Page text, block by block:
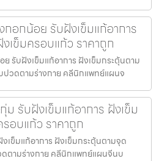
อกน้อย รับฝังเข็มแก้อาการ
เข็มครอบแก้ว ราคาถูก
รับฝังเข็มแก้อาการ ฝังเข็มกระตุ้นตาม
บปวดตามร่างกาย คลีนิกแพทย์แผนจ
รับฝังเข็มแก้อาการ ฝังเข็ม
อบแก้ว ราคาถูก
ข็มแก้อาการ ฝังเข็มกระตุ้นตามจุด
ดตามร่างกาย คลีนิกแพทย์แผนจีนบ